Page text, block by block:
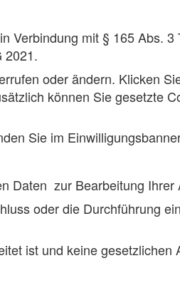
Verbindung mit § 165 Abs.
2021.
oder ändern. Klicken
können Sie gesetzte
Sie im
Daten zur Bearbeitung Ihrer
oder die Durchführung
ist und keine